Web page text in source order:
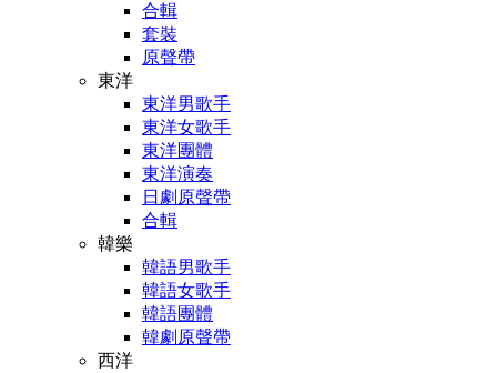
合輯
套裝
原聲帶
東洋
東洋男歌手
東洋女歌手
東洋團體
東洋演奏
日劇原聲帶
合輯
韓樂
韓語男歌手
韓語女歌手
韓語團體
韓劇原聲帶
西洋